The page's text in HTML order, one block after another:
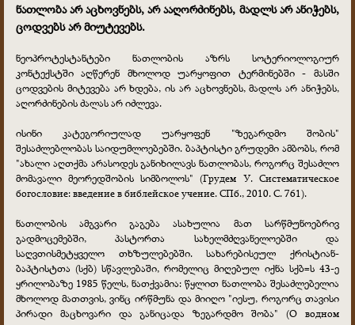
ნათლობა არ აცხოვნებს, არ ააღორძინებს, მადლს არ ანიჭებს,
ცოდვებს არ მიუტევებს.
ნეოპროტესტანტები ნათლობის აზრს სოტერიოლოგიურ
კონტექსტში აღწერენ მხოლოდ უარყოფით ტერმინებში - მასში
ცოდვების მიტევება არ ხდება, ის არ აცხოვნებს, მადლს არ ანიჭებს,
აღორძინების ძალას არ იძლევა.
ისინი კატეგორიულად უარყოფენ "ზეგარდმო შობის"
შესაძლებლობას საიდუმლოებებში. ბაპტისტი გრუდემი ამბობს, რომ
"ახალი აღთქმა არასოდეს განიხილავს ნათლობას, როგორც შესაძლო
მომავალი მეორედშობის სიმბოლოს" (Грудем У. Систематическое
богословие: введение в библейское учение. СПб., 2010. С. 761).
ნათლობის ამგვარი გაგება ასახულია მათ სარწმუნოებრივ
გადმოცემებში, პასტორთა სახელმძღვანელოებში და
საღვთისმეტყველო თხზულებებში. სახარებისეულ ქრისტიან-
ბაპტისტთა (სქბ) სწავლებაში, რომელიც მიღებულ იქნა სქბ=ს 43-ე
ყრილობაზე 1985 წელს, ნათქვამია: წყლით ნათლობა შესაძლებელია
მხოლოდ მათთვის, ვინც ირწმუნა და მიიღო "იესუ, როგორც თავისი
პირადი მაცხოვარი და განიცადა ზეგარდმო შობა" (О водном